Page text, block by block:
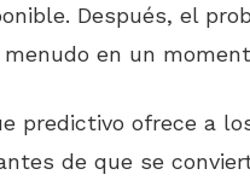
Después, el
menudo en un
predictivo ofrece a
de que se